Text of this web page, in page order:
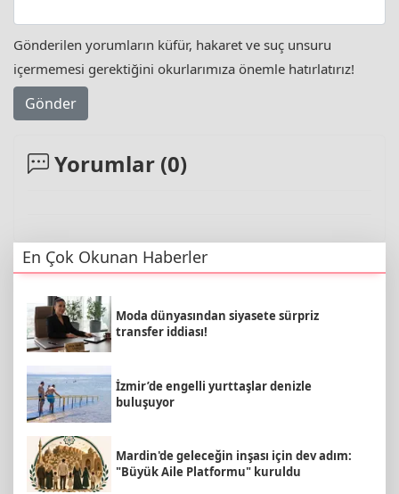
Gönderilen yorumların küfür, hakaret ve suç unsuru
içermemesi gerektiğini okurlarımıza önemle hatırlatırız!
Gönder
Yorumlar (0)
En Çok Okunan Haberler
Moda dünyasından siyasete sürpriz
transfer iddiası!
İzmir’de engelli yurttaşlar denizle
buluşuyor
Mardin'de geleceğin inşası için dev adım:
"Büyük Aile Platformu" kuruldu